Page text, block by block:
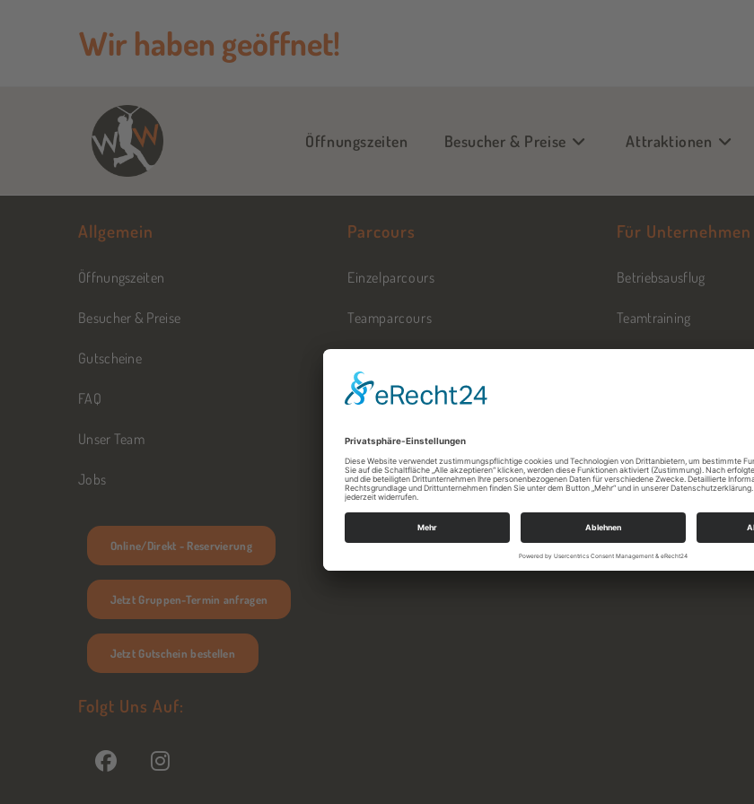
Wir haben geöffnet!
Öffnungszeiten Besucher & Preise Attraktionen
Allgemein
Öffnungszeiten
Besucher & Preise
Gutscheine
FAQ
Unser Team
Jobs
Online/Direkt - Reservierung
Jetzt Gruppen-Termin anfragen
Jetzt Gutschein bestellen
Folgt Uns Auf:
Parcours
Einzelparcours
Teamparcours
Für Unternehmen
Betriebsausflug
Teamtraining